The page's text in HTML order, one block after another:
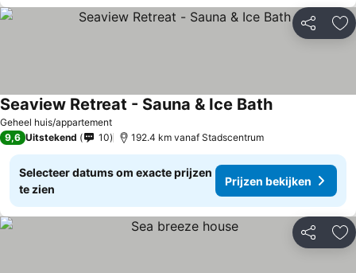
Delen
Geheel huis/appartement
Seaview Retreat - Sauna & Ice BathPrijzen
9,6 Uitstekend 10 192.4 km vanaf Stadscentrum
Selecteer datums om exacte prijzen
te zien
Prijzen bekijken
Delen